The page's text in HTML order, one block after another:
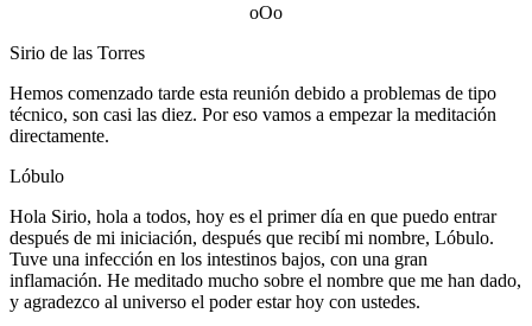
oOo
Sirio de las Torres
Hemos comenzado tarde esta reunión debido a problemas de tipo
técnico, son casi las diez. Por eso vamos a empezar la meditación
directamente.
Lóbulo
Hola Sirio, hola a todos, hoy es el primer día en que puedo entrar
después de mi iniciación, después que recibí mi nombre, Lóbulo.
Tuve una infección en los intestinos bajos, con una gran
inflamación. He meditado mucho sobre el nombre que me han dado,
y agradezco al universo el poder estar hoy con ustedes.